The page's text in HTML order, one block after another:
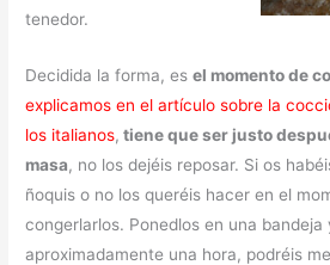
tenedor.
Decidida la forma, esel momento de
explicamos en el artículo sobre la
los italianos, tiene que ser justo
masa, no los dejéis reposar. Si os
ñoquis o no los queréis hacer en el
congerlarlos. Ponedlos en una bandeja
aproximadamente una hora, podréis